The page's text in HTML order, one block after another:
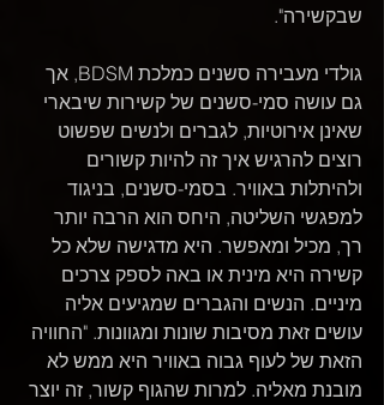
שבקשירה".
גולדי מעבירה סשנים כמלכת BDSM, אך
גם עושה סמי-סשנים של קשירות שיבארי
שאינן אירוטיות, לגברים ולנשים שפשוט
רוצים להרגיש איך זה להיות קשורים
ולהיתלות באוויר. בסמי-סשנים, בניגוד
למפגשי השליטה, היחס הוא הרבה יותר
רך, מכיל ומאפשר. היא מדגישה שלא כל
קשירה היא מינית או באה לספק צרכים
מיניים. הנשים והגברים שמגיעים אליה
עושים זאת מסיבות שונות ומגוונות. "החוויה
הזאת של לעוף גבוה באוויר היא ממש לא
מובנת מאליה. למרות שהגוף קשור, זה יוצר